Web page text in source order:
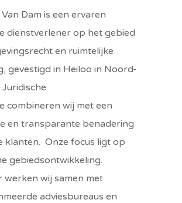
Dam is een ervaren
dienstverlener op het gebied
en ruimtelijke
gevestigd in Heiloo in Noord-
combineren wij met een
en transparante benadering
klanten. Onze focus ligt op
gebiedsontwikkeling.
werken wij samen met
adviesbureaus en